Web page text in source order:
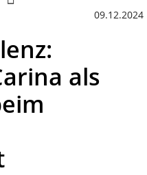
09.12.2024
als